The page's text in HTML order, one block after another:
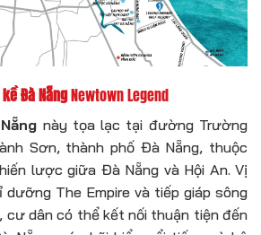
Đà NẵngNewtown Legend
này tọa lạc tại đường Trường
Sơn, thành phố Đà Nẵng, thuộc
lược giữa Đà Nẵng và Hội An. Vị
dưỡng The Empire và tiếp giáp sông
cư dân có thể kết nối thuận tiện đến